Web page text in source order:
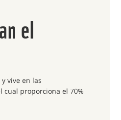
el
vive en las
cual proporciona el 70%